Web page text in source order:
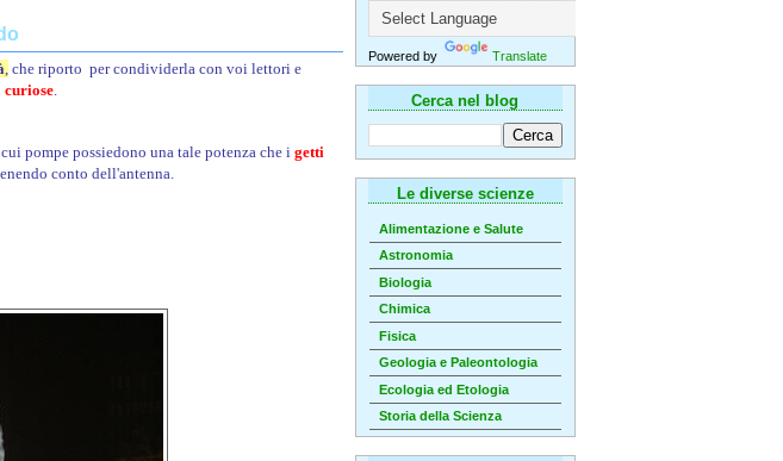
Powered by Translate
Cerca nel blog
Le diverse scienze
Alimentazione e Salute
Astronomia
Biologia
Chimica
Fisica
Geologia e Paleontologia
Ecologia ed Etologia
Storia della Scienza
,che riporto per condividerla con voi lettori e
curiose.
pompe possiedono una tale potenza che i getti
conto dell'antenna.